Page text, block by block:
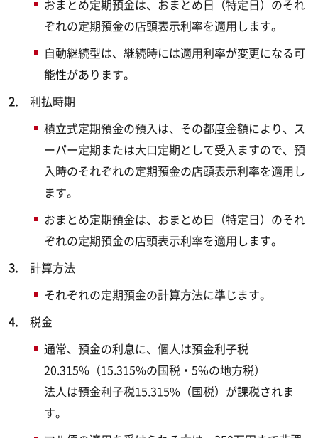
おまとめ定期預金は、おまとめ日（特定日）のそれ
ぞれの定期預金の店頭表示利率を適用します。
自動継続型は、継続時には適用利率が変更になる可
能性があります。
利払時期
積立式定期預金の預入は、その都度金額により、ス
ーパー定期または大口定期として受入ますので、預
入時のそれぞれの定期預金の店頭表示利率を適用し
ます。
おまとめ定期預金は、おまとめ日（特定日）のそれ
ぞれの定期預金の店頭表示利率を適用します。
計算方法
それぞれの定期預金の計算方法に準じます。
税金
通常、預金の利息に、個人は預金利子税
20.315%（15.315%の国税・5%の地方税）
法人は預金利子税15.315%（国税）が課税されま
す。